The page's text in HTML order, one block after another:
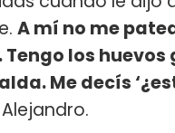
A mí no me
los
Me decís